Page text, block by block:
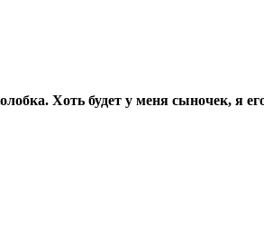
Хоть будет у меня сыночек, я